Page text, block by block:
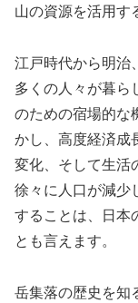
山の資源を活用す
江戸時代から明治
多くの人々が暮ら
のための宿場的な
かし、高度経済成
変化、そして生活
徐々に人口が減少
することは、日本
とも言えます。
岳集落の歴史を知